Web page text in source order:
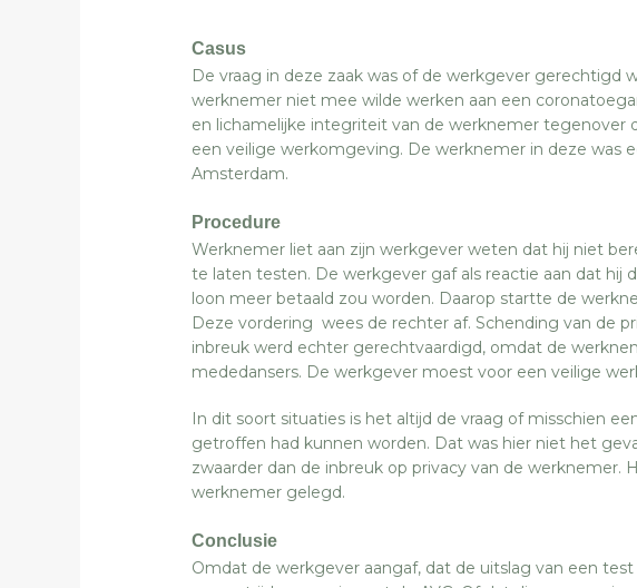
Casus
De vraag in deze zaak was of de werkgever gerechtigd
werknemer niet mee wilde werken aan een
en lichamelijke integriteit van de werknemer tegenover
een veilige werkomgeving. De werknemer in deze was
Amsterdam.
Procedure
Werknemer liet aan zijn werkgever weten dat hij niet
te laten testen. De werkgever gaf als reactie aan dat hij
loon meer betaald zou worden. Daarop startte de
Deze vordering wees de rechter af. Schending van de
inbreuk werd echter gerechtvaardigd, omdat de
mededansers. De werkgever moest voor een veilige
In dit soort situaties is het altijd de vraag of misschien
getroffen had kunnen worden. Dat was hier niet het
zwaarder dan de inbreuk op privacy van de werknemer.
werknemer gelegd.
Conclusie
Omdat de werkgever aangaf, dat de uitslag van een